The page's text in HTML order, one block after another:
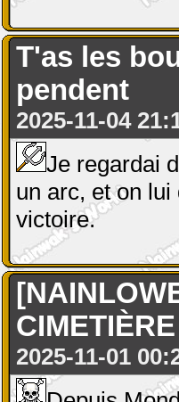
T'as les
pendent
2025-11-04
Je regardai
un arc, et on
victoire.
2025-11-01